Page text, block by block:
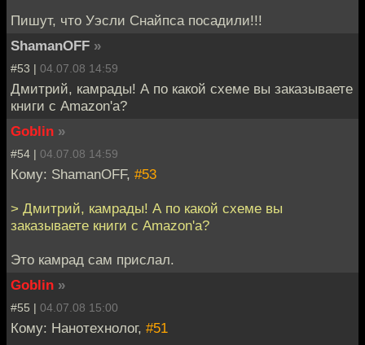
Пишут, что Уэсли Снайпса посадили!!!
ShamanOFF »
#53 | 04.07.08 14:59
Дмитрий, камрады! А по какой схеме вы заказываете
книги с Amazon'a?
Goblin »
#54 | 04.07.08 14:59
Кому: ShamanOFF, #53
> Дмитрий, камрады! А по какой схеме вы
заказываете книги с Amazon'a?
Это камрад сам прислал.
Goblin »
#55 | 04.07.08 15:00
Кому: Нанотехнолог, #51